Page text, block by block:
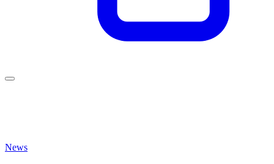
News